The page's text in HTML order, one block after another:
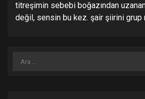
titreşimin sebebi boğazından
değil, sensin bu kez. şair şiirini grup
Arama: